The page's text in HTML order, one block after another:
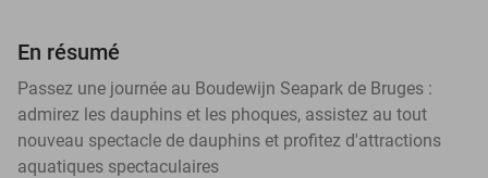
En résumé
Passez une journée au Boudewijn Seapark de Bruges :
admirez les dauphins et les phoques, assistez au tout
nouveau spectacle de dauphins et profitez d'attractions
aquatiques spectaculaires